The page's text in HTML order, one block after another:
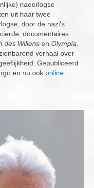
naoorlogse
uit haar twee
door de nazi's
documentaires
des Willens en Olympia
verhaal over
Gepubliceerd
en nu ook online